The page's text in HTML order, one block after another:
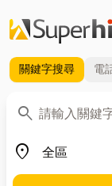
關鍵字搜尋 電
search
關鍵字
place
地區